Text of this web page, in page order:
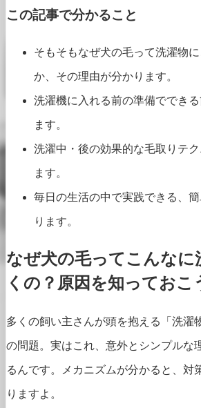
この記事で分かること
そもそもなぜ犬の毛って洗濯物
か、その理由が分かります。
洗濯機に入れる前の準備ででき
ます。
洗濯中・後の効果的な毛取りテ
ます。
毎日の生活の中で実践できる、
ります。
なぜ犬の毛ってこんなに
くの？原因を知っておこ
多くの飼い主さんが頭を抱える「洗濯
の問題。実はこれ、意外とシンプルな
るんです。メカニズムが分かると、対
りますよ。